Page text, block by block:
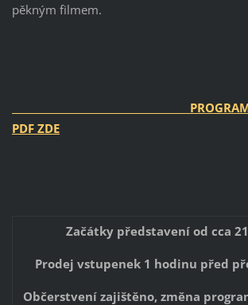
pěkným filmem.
PDF ZDE
Začátky představení od cca
Prodej vstupenek 1 hodinu před
Občerstvení zajištěno, změna